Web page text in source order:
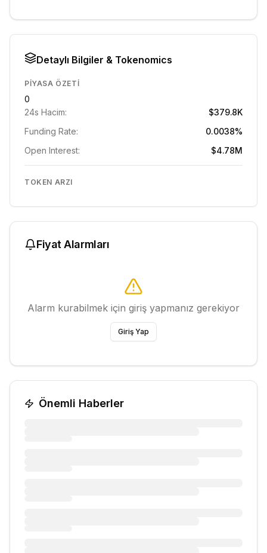
Detaylı Bilgiler & Tokenomics
PIYASA ÖZETI
0
24s Hacim:
$379.8K
Funding Rate:
0.0038%
Open Interest:
$4.78M
TOKEN ARZI
Fiyat Alarmları
Alarm kurabilmek için giriş yapmanız gerekiyor
Giriş Yap
Önemli Haberler